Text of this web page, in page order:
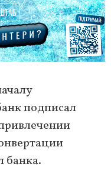
подписал
банка.